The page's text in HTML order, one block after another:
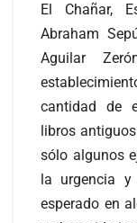
El Chañar,
Abraham
Aguilar
cantidad de
libros
sólo algunos
la urgencia
esperado en